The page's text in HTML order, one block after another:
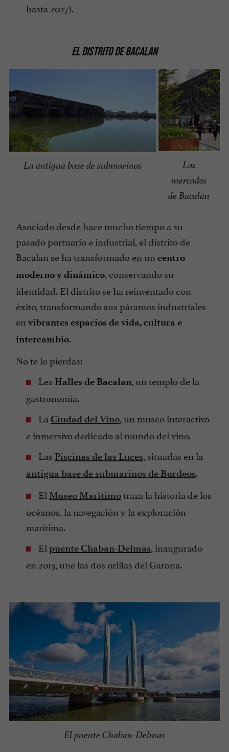
hasta 2027).
EL DISTRITO DE BACALAN
Los
mercados
de Bacalan
La antigua base de submarinos
Asociado desde hace mucho tiempo a su
pasado portuario e industrial, el distrito de
Bacalan se ha transformado en un centro
moderno y dinámico, conservando su
identidad. El distrito se ha reinventado con
éxito, transformando sus páramos industriales
en vibrantes espacios de vida, cultura e
intercambio.
No te lo pierdas:
Les Halles de Bacalan, un templo de la
gastronomía.
La Ciudad del Vino, un museo interactivo
e inmersivo dedicado al mundo del vino.
Las Piscinas de las Luces, situadas en la
antigua base de submarinos de Burdeos.
El Museo Marítimotraza la historia de los
océanos, la navegación y la exploración
marítima.
El puente Chaban-Delmas, inaugurado
en 2013, une las dos orillas del Garona.
El puente Chaban-Delmas